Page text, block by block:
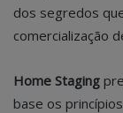
dos segredos
comercialização
Home Staging
base os